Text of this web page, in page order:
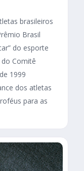
brasileiros
Brasil
do esporte
Comitê
1999
dos atletas
para as